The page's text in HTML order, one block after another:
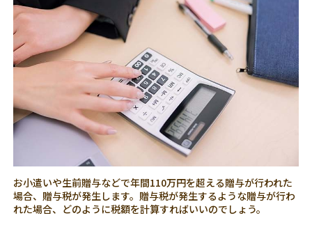
お小遣いや生前贈与などで年間110万円を超える贈与が行われた
場合、贈与税が発生します。贈与税が発生するような贈与が行わ
れた場合、どのように税額を計算すればいいのでしょう。